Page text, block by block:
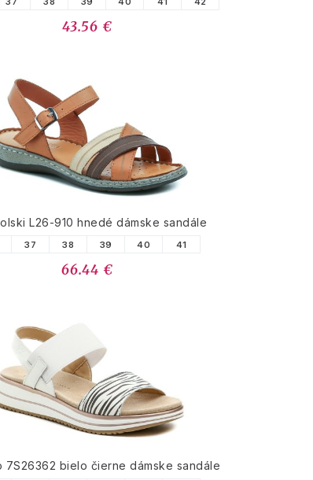
43.56 €
L26-910 hnedé dámske sandále
37 38 39 40 41
66.44 €
7S26362 bielo čierne dámske sandále